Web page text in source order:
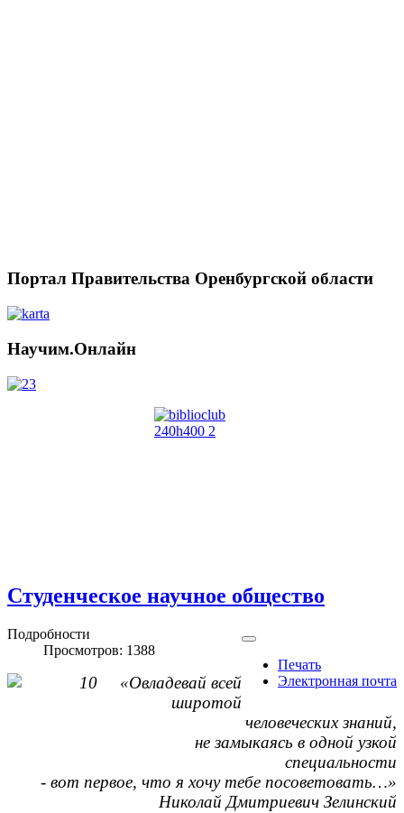
Портал Правительства Оренбургской области
Научим.Онлайн
Студенческое научное общество
Печать
Электронная почта
Подробности
Просмотров: 1388
«Овладевай всей
широтой
человеческих знаний,
не замыкаясь в одной узкой
специальности
- вот первое, что я хочу тебе посоветовать…»
Николай Дмитриевич Зелинский